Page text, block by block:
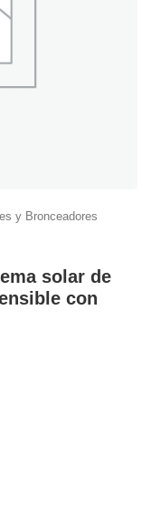
y Bronceadores
solar de
con